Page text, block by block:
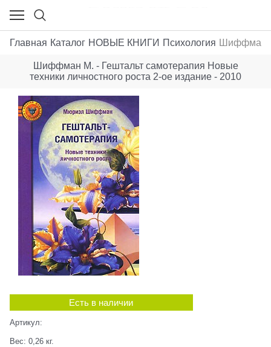
Главная Каталог НОВЫЕ КНИГИ Психология Шиффман
Шиффман М. - Гештальт самотерапия Новые
техники личностного роста 2-ое издание - 2010
Есть в наличии
Артикул:
Вес: 0,26 кг.